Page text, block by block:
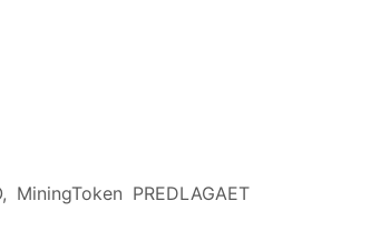
MiningToken PREDLAGAET